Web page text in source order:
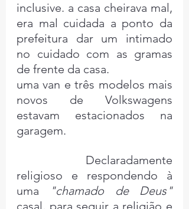
inclusive. a casa cheirava mal,
era mal cuidada a ponto da
prefeitura dar um intimado
no cuidado com as gramas
de frente da casa.
uma van e três modelos mais
novos de Volkswagens
estavam estacionados na
garagem.
religioso e respondendo à
uma
"chamado de Deus"
casal, para seguir a religião e